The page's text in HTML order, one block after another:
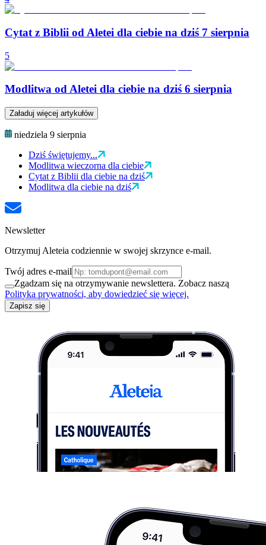
Cytat z Biblii od Aletei dla ciebie na dziś 7 sierpnia
5
Modlitwa od Aletei dla ciebie na dziś 6 sierpnia
Załaduj więcej artykułów
niedziela 9 sierpnia
Dziś świętujemy...
Modlitwa wieczorna dla ciebie
Cytat z Biblii dla ciebie na dziś
Modlitwa dla ciebie na dziś
Newsletter
Otrzymuj Aleteia codziennie w swojej skrzynce e-mail.
Twój adres e-mail
Zgadzam się na otrzymywanie newslettera. Zobacz naszą
Polityka prywatności, aby dowiedzieć się więcej.
Zapisz się